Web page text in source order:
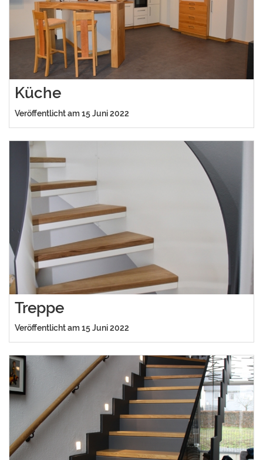
Küche
Veröffentlicht am 15 Juni 2022
Treppe
Veröffentlicht am 15 Juni 2022